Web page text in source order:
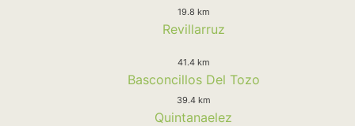
19.8 km
Revillarruz
41.4 km
Basconcillos Del Tozo
39.4 km
Quintanaelez